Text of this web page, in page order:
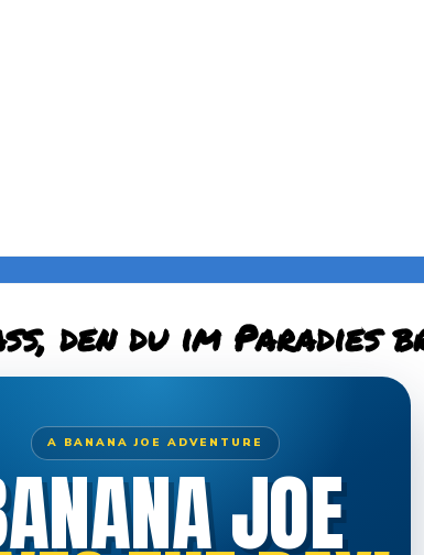
den du im Paradies
A BANANA JOE ADVENTURE
JOE